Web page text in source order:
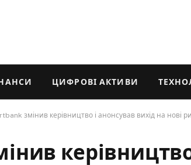
ЦИФРОВІ АКТИВИ
змінив керівництво і анонсував вихід на нові